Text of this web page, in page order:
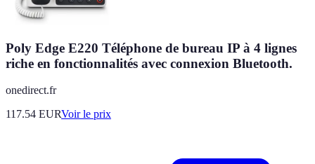
Poly Edge E220 Téléphone de bureau IP à 4 lignes
riche en fonctionnalités avec connexion Bluetooth.
onedirect.fr
117.54 EURVoir le prix